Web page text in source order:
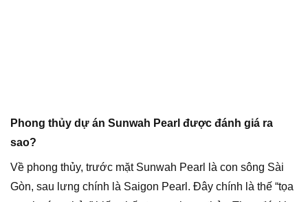
Phong thủy dự án Sunwah Pearl được đánh giá ra
sao?
Về phong thủy, trước mặt Sunwah Pearl là con sông Sài
Gòn, sau lưng chính là Saigon Pearl. Đây chính là thế “tọa